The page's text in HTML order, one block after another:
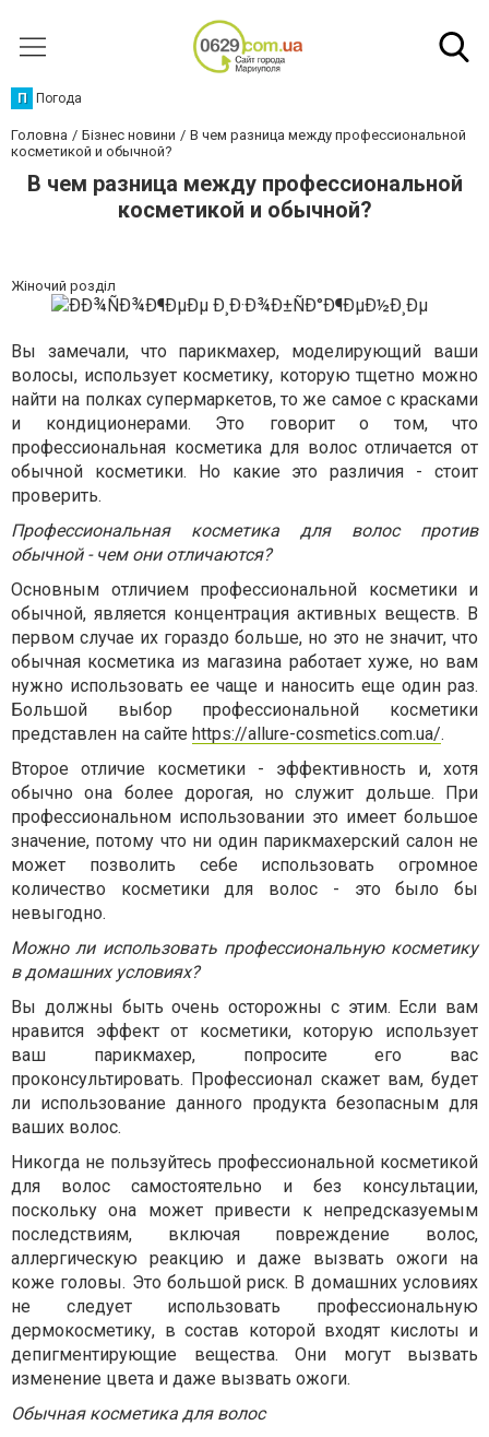
П Погода
Головна Бізнес новини
В чем разница между профессиональной
косметикой и обычной?
В чем разница между профессиональной
косметикой и обычной?
Жіночий розділ
Вы замечали, что парикмахер, моделирующий ваши
волосы, использует косметику, которую тщетно можно
найти на полках супермаркетов, то же самое с красками
и кондиционерами. Это говорит о том, что
профессиональная косметика для волос отличается от
обычной косметики. Но какие это различия - стоит
проверить.
Профессиональная косметика для волос против
обычной - чем они отличаются?
Основным отличием профессиональной косметики и
обычной, является концентрация активных веществ. В
первом случае их гораздо больше, но это не значит, что
обычная косметика из магазина работает хуже, но вам
нужно использовать ее чаще и наносить еще один раз.
Большой выбор профессиональной косметики
представлен на сайте https://allure-cosmetics.com.ua/.
Второе отличие косметики - эффективность и, хотя
обычно она более дорогая, но служит дольше. При
профессиональном использовании это имеет большое
значение, потому что ни один парикмахерский салон не
может позволить себе использовать огромное
количество косметики для волос - это было бы
невыгодно.
Можно ли использовать профессиональную косметику
в домашних условиях?
Вы должны быть очень осторожны с этим. Если вам
нравится эффект от косметики, которую использует
ваш парикмахер, попросите его вас
проконсультировать. Профессионал скажет вам, будет
ли использование данного продукта безопасным для
ваших волос.
Никогда не пользуйтесь профессиональной косметикой
для волос самостоятельно и без консультации,
поскольку она может привести к непредсказуемым
последствиям, включая повреждение волос,
аллергическую реакцию и даже вызвать ожоги на
коже головы. Это большой риск. В домашних условиях
не следует использовать профессиональную
дермокосметику, в состав которой входят кислоты и
депигментирующие вещества. Они могут вызвать
изменение цвета и даже вызвать ожоги.
Обычная косметика для волос